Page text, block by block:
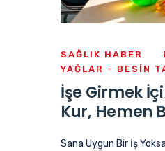
SAĞLIK HABER
YAĞLAR - BESIN
İşe Girmek
Kur, Hemen
Sana Uygun Bir İş